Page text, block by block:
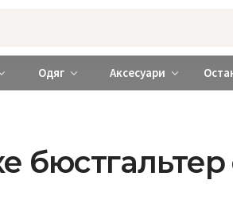
❤️ brabrabra ❤️ Київ та Україна
Одяг Аксесуари